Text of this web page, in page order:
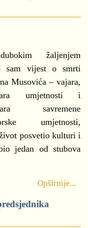
žaljenjem
sam vijest o smrti
Musovića – vajara,
umjetnosti i
savremene
umjetnosti,
posvetio kulturi i
jedan od stubova
Opširnije...